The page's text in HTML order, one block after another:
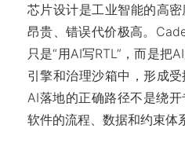
芯片设计是工业智能的高
昂贵、错误代价极高。
只是“用AI写RTL”，而是把
引擎和治理沙箱中，形成
AI落地的正确路径不是绕
软件的流程、数据和约束体